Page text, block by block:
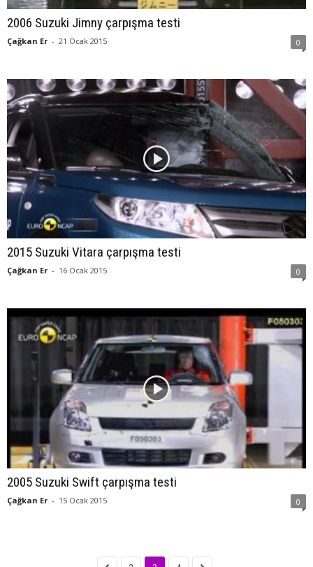
2006 Suzuki Jimny çarpışma testi
Çağkan Er - 21 Ocak 2015 0
2015 Suzuki Vitara çarpışma testi
Çağkan Er - 16 Ocak 2015 0
2005 Suzuki Swift çarpışma testi
Çağkan Er - 15 Ocak 2015 0